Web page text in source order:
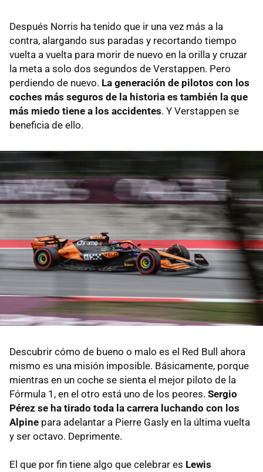
Después Norris ha tenido que ir una vez más a la
contra, alargando sus paradas y recortando tiempo
vuelta a vuelta para morir de nuevo en la orilla y cruzar
la meta a solo dos segundos de Verstappen. Pero
perdiendo de nuevo. La generación de pilotos con los
coches más seguros de la historia es también la que
más miedo tiene a los accidentes. Y Verstappen se
beneficia de ello.
Descubrir cómo de bueno o malo es el Red Bull ahora
mismo es una misión imposible. Básicamente, porque
mientras en un coche se sienta el mejor piloto de la
Fórmula 1, en el otro está uno de los peores. Sergio
Pérez se ha tirado toda la carrera luchando con los
Alpine para adelantar a Pierre Gasly en la última vuelta
y ser octavo. Deprimente.
El que por fin tiene algo que celebrar es Lewis